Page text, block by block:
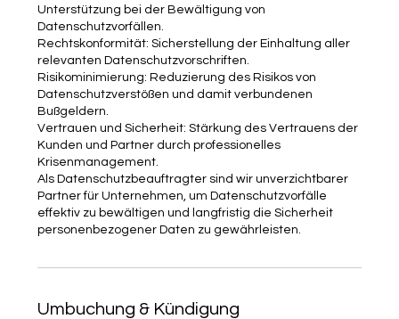
Unterstützung bei der Bewältigung von
Datenschutzvorfällen.
Rechtskonformität: Sicherstellung der Einhaltung aller
relevanten Datenschutzvorschriften.
Risikominimierung: Reduzierung des Risikos von
Datenschutzverstößen und damit verbundenen
Bußgeldern.
Vertrauen und Sicherheit: Stärkung des Vertrauens der
Kunden und Partner durch professionelles
Krisenmanagement.
Als Datenschutzbeauftragter sind wir unverzichtbarer
Partner für Unternehmen, um Datenschutzvorfälle
effektiv zu bewältigen und langfristig die Sicherheit
personenbezogener Daten zu gewährleisten.
Umbuchung & Kündigung